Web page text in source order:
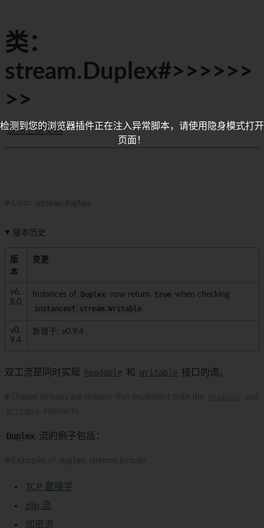
类：
stream.Duplex#>>>>>>
>>
返回上层文档
版本历史
版
本
变更
v6.
8.0
Instances of Duplex now return true when checking
instanceof stream.Writable .
v0.
9.4
新增于: v0.9.4
双工流是同时实现 Readable 和 Writable 接口的流。
Duplex 流的例子包括：
TCP 套接字
zlib 流
加密流
检测到您的浏览器插件正在注入异常脚本，请使用隐身模式打开
页面！